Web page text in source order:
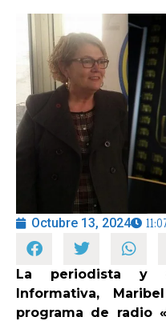
CANARIAS
5ª COLUMNA
CARTAS DEL DIRECTOR
OPINIÓN
PROGRAMAS
Octubre 13, 2024
La periodista y
Informativa,
programa de radio